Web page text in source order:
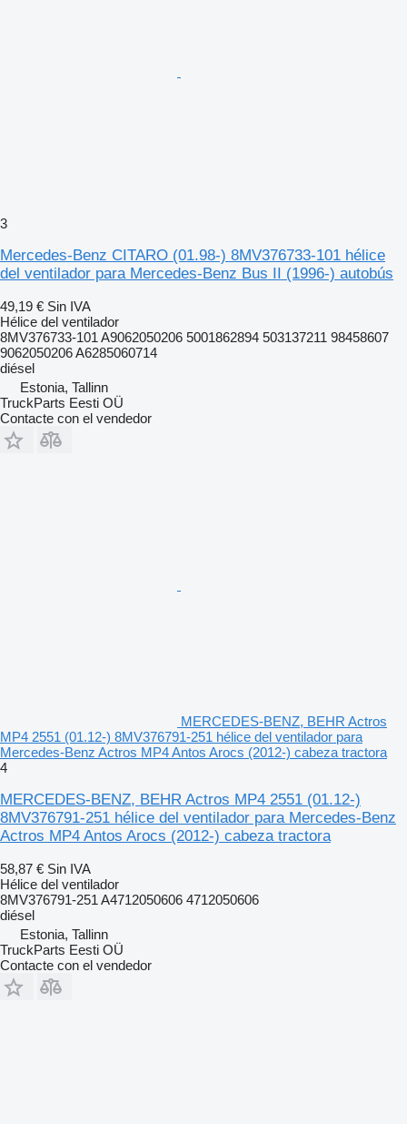
3
Mercedes-Benz CITARO (01.98-) 8MV376733-101 hélice
del ventilador para Mercedes-Benz Bus II (1996-) autobús
49,19 € Sin IVA
Hélice del ventilador
8MV376733-101 A9062050206 5001862894 503137211 98458607
9062050206 A6285060714
diésel
Estonia, Tallinn
TruckParts Eesti OÜ
Contacte con el vendedor
MERCEDES-BENZ, BEHR Actros
MP4 2551 (01.12-) 8MV376791-251 hélice del ventilador para
Mercedes-Benz Actros MP4 Antos Arocs (2012-) cabeza tractora
4
MERCEDES-BENZ, BEHR Actros MP4 2551 (01.12-)
8MV376791-251 hélice del ventilador para Mercedes-Benz
Actros MP4 Antos Arocs (2012-) cabeza tractora
58,87 € Sin IVA
Hélice del ventilador
8MV376791-251 A4712050606 4712050606
diésel
Estonia, Tallinn
TruckParts Eesti OÜ
Contacte con el vendedor